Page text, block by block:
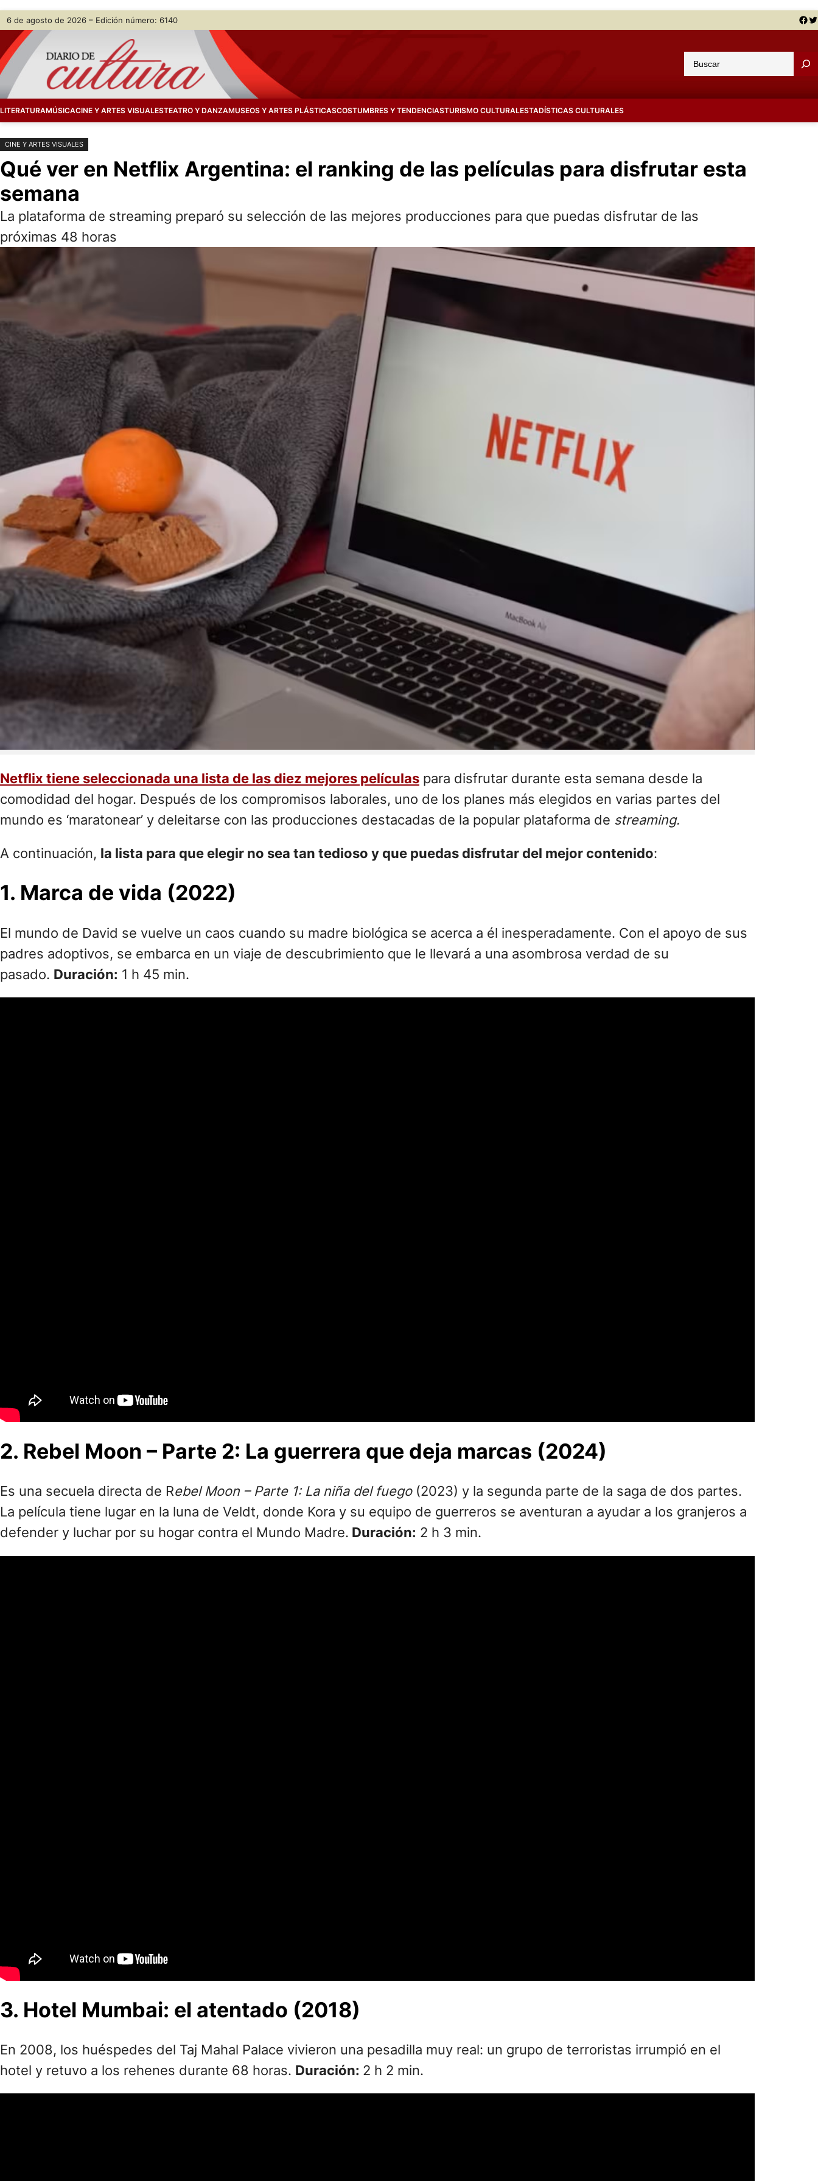
Saltar
contenido
Skip
content
6 de agosto de 2026 – Edición número: 6140 Facebook Twitter
u
a
LITERATURAMÚSICACINE Y ARTES VISUALESTEATRO Y DANZAMUSEOS Y ARTES PLÁSTICASCOSTUMBRES Y TENDENCIASTURISMO CULTURALESTADÍSTICAS CULTURALES
CINE Y ARTES VISUALES
Qué ver en Netflix Argentina: el ranking de las películas para disfrutar esta
semana
La plataforma de streaming preparó su selección de las mejores producciones para que puedas disfrutar de las
próximas 48 horas
Netflix tiene seleccionada una lista de las diez mejores películas para disfrutar durante esta semana desde la
comodidad del hogar. Después de los compromisos laborales, uno de los planes más elegidos en varias partes del
mundo es ‘maratonear’ y deleitarse con las producciones destacadas de la popular plataforma de streaming.
A continuación, la lista para que elegir no sea tan tedioso y que puedas disfrutar del mejor contenido:
1. Marca de vida (2022)
El mundo de David se vuelve un caos cuando su madre biológica se acerca a él inesperadamente. Con el apoyo de sus
padres adoptivos, se embarca en un viaje de descubrimiento que le llevará a una asombrosa verdad de su
pasado. Duración: 1 h 45 min.
2. Rebel Moon – Parte 2: La guerrera que deja marcas (2024)
Es una secuela directa de Rebel Moon – Parte 1: La niña del fuego (2023) y la segunda parte de la saga de dos partes.
La película tiene lugar en la luna de Veldt, donde Kora y su equipo de guerreros se aventuran a ayudar a los granjeros a
defender y luchar por su hogar contra el Mundo Madre. Duración: 2 h 3 min.
3. Hotel Mumbai: el atentado (2018)
En 2008, los huéspedes del Taj Mahal Palace vivieron una pesadilla muy real: un grupo de terroristas irrumpió en el
hotel y retuvo a los rehenes durante 68 horas. Duración: 2 h 2 min.